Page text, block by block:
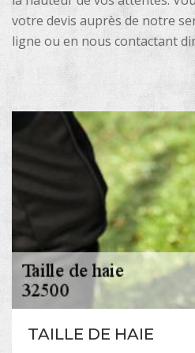
votre devis auprès de notre
ligne ou en nous contactant
TAILLE DE HAIE